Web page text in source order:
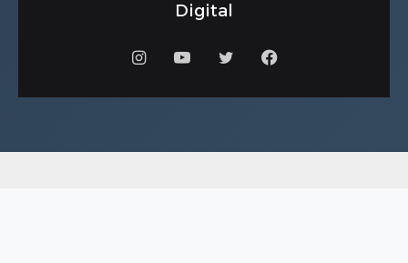
Digital
فيسبوكتويتر يوتيوبانستقرام